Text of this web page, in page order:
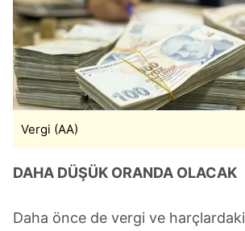
Vergi (AA)
DAHA DÜŞÜK ORANDA OLACAK
Daha önce de vergi ve harçlardaki